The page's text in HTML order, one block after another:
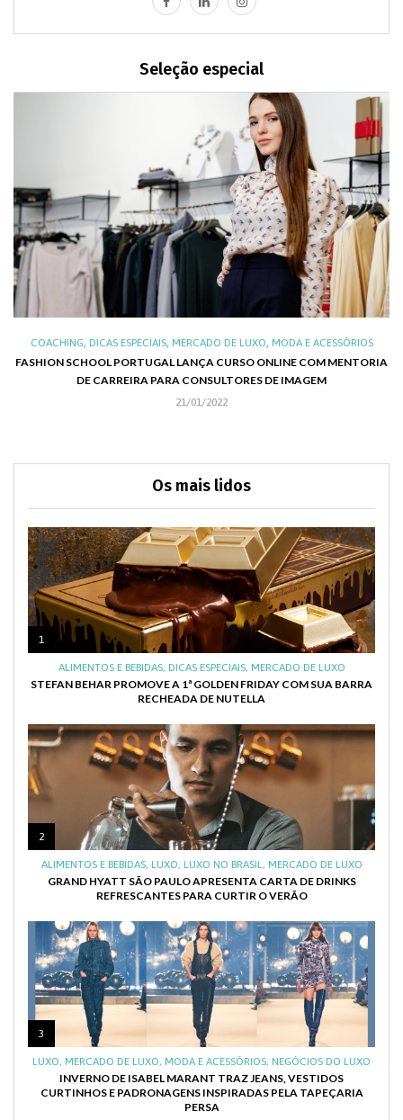
Seleção especial
COACHING, DICAS ESPECIAIS, MERCADO DE LUXO, MODA E ACESSÓRIOS
FASHION SCHOOL PORTUGAL LANÇA CURSO ONLINE COM MENTORIA
DE CARREIRA PARA CONSULTORES DE IMAGEM
21/01/2022
Os mais lidos
1
ALIMENTOS E BEBIDAS, DICAS ESPECIAIS, MERCADO DE LUXO
STEFAN BEHAR PROMOVE A 1ª GOLDEN FRIDAY COM SUA BARRA
RECHEADA DE NUTELLA
2
ALIMENTOS E BEBIDAS, LUXO, LUXO NO BRASIL, MERCADO DE LUXO
GRAND HYATT SÃO PAULO APRESENTA CARTA DE DRINKS
REFRESCANTES PARA CURTIR O VERÃO
3
LUXO, MERCADO DE LUXO, MODA E ACESSÓRIOS, NEGÓCIOS DO LUXO
INVERNO DE ISABEL MARANT TRAZ JEANS, VESTIDOS
CURTINHOS E PADRONAGENS INSPIRADAS PELA TAPEÇARIA
PERSA